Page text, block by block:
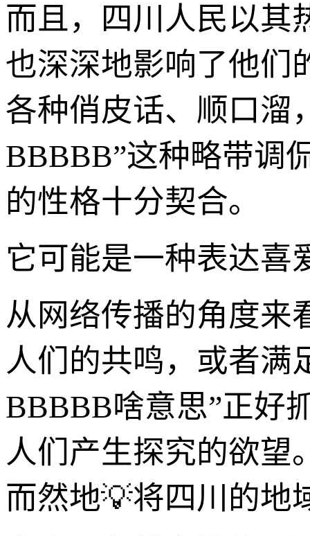
而且，四川人民以其
也深深地影响了他们
各种俏皮话、顺口溜
BBBBB”这种略带调
的性格十分契合。
它可能是一种表达喜
从网络传播的角度来
人们的共鸣，或者满
BBBBB啥意思”正好
人们产生探究的欲望
而然地💡将四川的地